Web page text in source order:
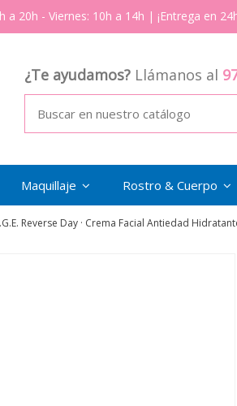
a 20h - Viernes: 10h a 14h | ¡Entrega en
¿Te ayudamos? Llámanos al
Maquillaje Rostro & Cuerpo
Reverse Day · Crema Facial Antiedad